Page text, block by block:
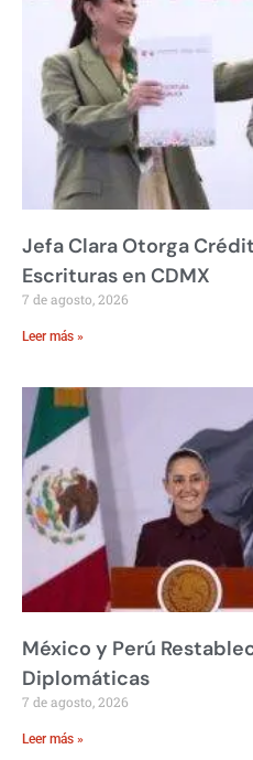
Jefa Clara Otorga
Escrituras en CDMX
7 de agosto, 2026
Leer más »
México y Perú
Diplomáticas
7 de agosto, 2026
Leer más »